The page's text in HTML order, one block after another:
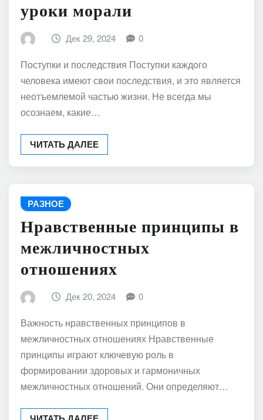
уроки морали
Дек 29, 2024 0
Поступки и последствия Поступки каждого
человека имеют свои последствия, и это является
неотъемлемой частью жизни. Не всегда мы
осознаем, какие…
ЧИТАТЬ ДАЛЕЕ
РАЗНОЕ
Нравственные принципы в
межличностных
отношениях
Дек 20, 2024 0
Важность нравственных принципов в
межличностных отношениях Нравственные
принципы играют ключевую роль в
формировании здоровых и гармоничных
межличностных отношений. Они определяют…